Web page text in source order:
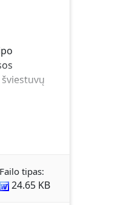
Failo tipas:
24.65 KB